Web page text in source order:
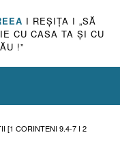
I REŞIŢA I „SĂ
CU CASA TA ŞI CU
!”
[1 CORINTENI 9.4-7 I 2